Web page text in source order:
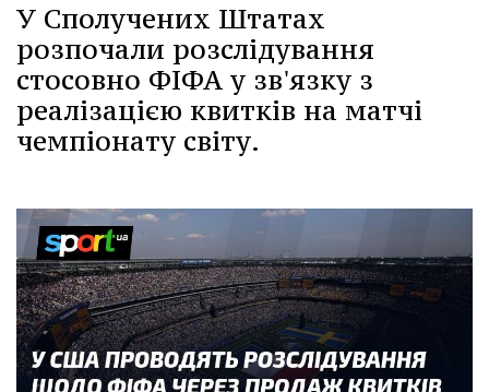
У Сполучених Штатах
розпочали розслідування
стосовно ФІФА у зв'язку з
реалізацією квитків на матчі
чемпіонату світу.